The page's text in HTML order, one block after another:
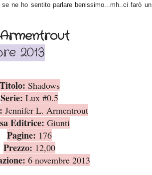
ne ho sentito parlare benissimo...mh..ci farò un
2013
Titolo: Shadows
Serie:Lux #0.5
Jennifer L. Armentrout
Editrice: Giunti
Pagine: 176
Prezzo: 12,00
6 novembre 2013